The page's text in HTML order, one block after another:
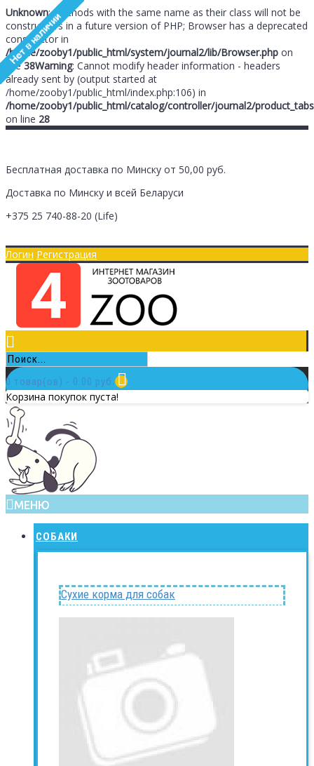
Unknown: Methods with the same name as their class will not be
constructors in a future version of PHP; Browser has a deprecated
constructor in
/home/zooby1/public_html/system/journal2/lib/Browser.php on
line38Warning: Cannot modify header information - headers
already sent by (output started at
/home/zooby1/public_html/index.php:106) in
/home/zooby1/public_html/catalog/controller/journal2/
on line 28
Бесплатная доставка по Минску от 50,00 руб.
Доставка по Минску и всей Беларуси
+375 25 740-88-20 (Life)
Логин Регистрация
0 товар(ов) - 0.00 руб.
Корзина покупок пуста!
МЕНЮ
СОБАКИ
Сухие корма для собак